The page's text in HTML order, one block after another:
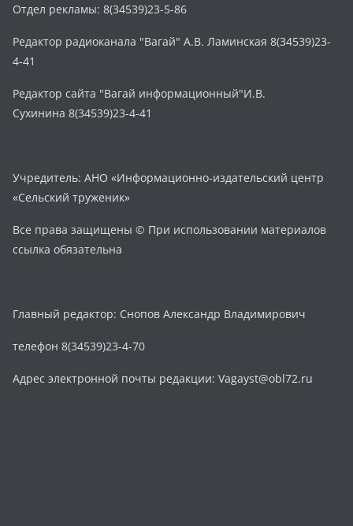
Отдел рекламы: 8(34539)23-5-86
Редактор радиоканала "Вагай" А.В. Ламинская 8(34539)23-
4-41
Редактор сайта "Вагай информационный"И.В.
Сухинина 8(34539)23-4-41
Учредитель: АНО «Информационно-издательский центр
«Сельский труженик»
Все права защищены © При использовании материалов
ссылка обязательна
Главный редактор: Снопов Александр Владимирович
телефон 8(34539)23-4-70
Адрес электронной почты редакции: Vagayst@obl72.ru